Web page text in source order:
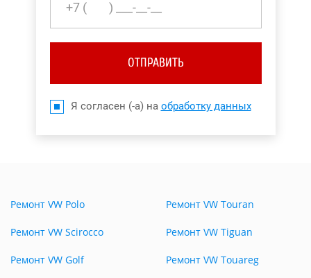
ОТПРАВИТЬ
Я согласен (-а) на обработку данных
Ремонт VW Polo
Ремонт VW Scirocco
Ремонт VW Golf
Ремонт VW Touran
Ремонт VW Tiguan
Ремонт VW Touareg